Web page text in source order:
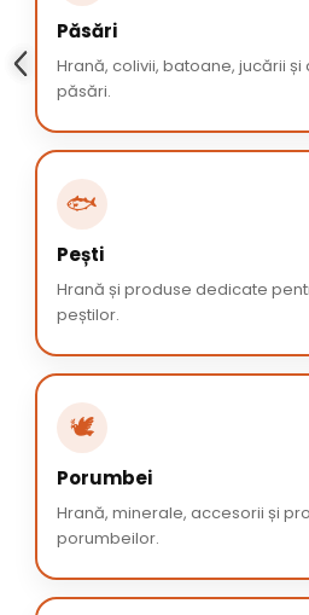
Păsări
Hrană, colivii, batoane, jucării
păsări.
🐟
Pești
Hrană și produse dedicate
peștilor.
🕊️
Porumbei
Hrană, minerale, accesorii și
porumbeilor.